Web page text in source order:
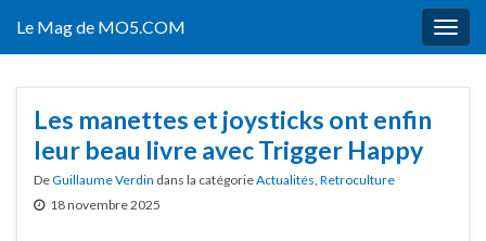
Le Mag de MO5.COM
Les manettes et joysticks ont enfin
leur beau livre avec Trigger Happy
DeGuillaume Verdin dans la catégorieActualités, Retroculture
18 novembre 2025